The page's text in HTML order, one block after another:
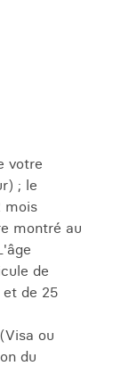
votre
; le
mois
montré au
de
et de 25
(Visa ou
du